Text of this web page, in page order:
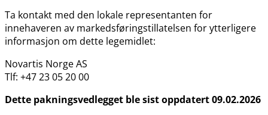
Ta kontakt med den lokale representanten for
innehaveren av markedsføringstillatelsen for ytterligere
informasjon om dette legemidlet:
Novartis Norge AS
Tlf: +47 23 05 20 00
Dette pakningsvedlegget ble sist oppdatert 09.02.2026